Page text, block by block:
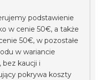
podstawienie
w cenie 50€, a także
50€, w pozostałe
w wariancie
kaucji i
pokrywa koszty